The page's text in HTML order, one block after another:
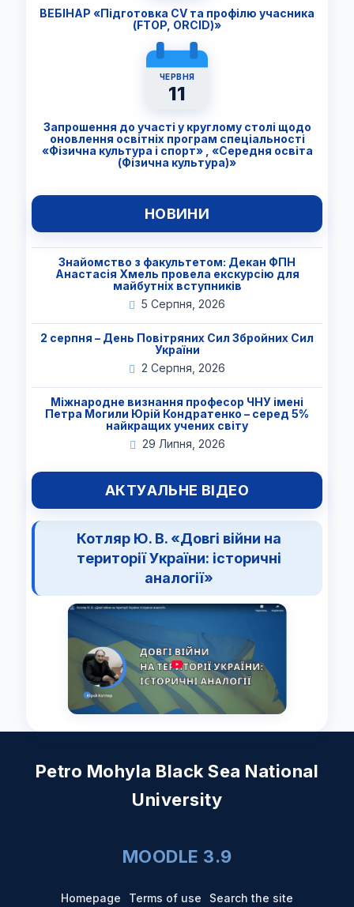
ВЕБІНАР «Підготовка CV та профілю учасника
(FTОP, ORCID)»
ЧЕРВНЯ
11
Запрошення до участі у круглому столі щодо
оновлення освітніх програм спеціальності
«Фізична культура і спорт» , «Середня освіта
(Фізична культура)»
НОВИНИ
Знайомство з факультетом: Декан ФПН
Анастасія Хмель провела екскурсію для
майбутніх вступників
5 Серпня, 2026
2 серпня – День Повітряних Сил Збройних Сил
України
2 Серпня, 2026
Міжнародне визнання професор ЧНУ імені
Петра Могили Юрій Кондратенко – серед 5%
найкращих учених світу
29 Липня, 2026
АКТУАЛЬНЕ ВІДЕО
Котляр Ю. В. «Довгі війни на
території України: історичні
аналогії»
Petro Mohyla Black Sea National
University
MOODLE 3.9
Homepage Terms of use Search the site